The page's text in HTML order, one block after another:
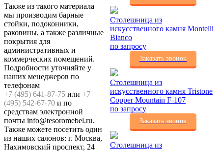
Также из такого материала
мы производим барные
стойки, подоконники,
раковины, а также различные
покрытия для
административных и
коммерческих помещений.
Подробности уточняйте у
наших менеджеров по
телефонам
+7 (495) 641-87-75 или +7
(495) 542-67-70 и по
средствам электронной
почты info@tesoromebel.ru.
Также можете посетить один
из наших салонов: г. Москва,
Нахимовский проспект, 24
Столешница из
искусственного камня Montelli
Bianco
по запросу
Заказать звонок
Столешница из
искусственного камня Tristone
Copper Mountain F-107
по запросу
Заказать звонок
Столешница из